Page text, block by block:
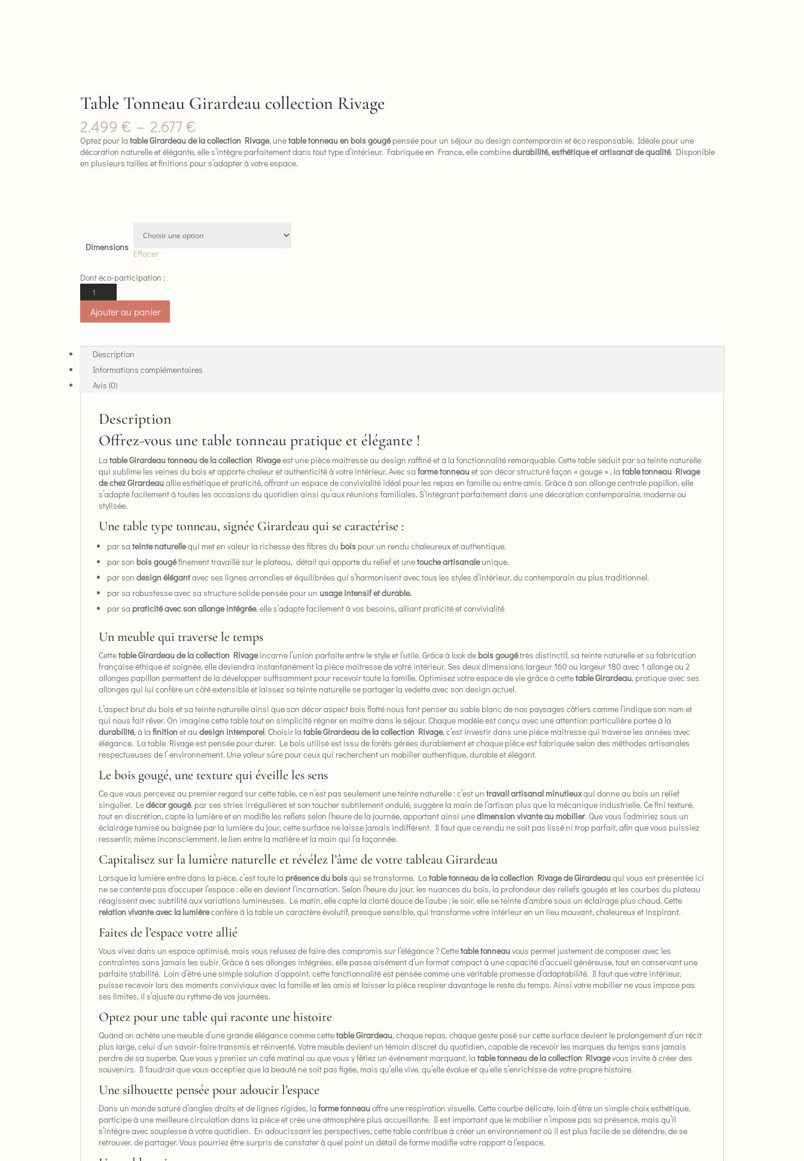
Table Tonneau Girardeau collection Rivage
2.499€ – 2.677€
de
prix :
2.499 €
à
Optez pour latable Girardeau de la collection Rivage, unetable tonneau en bois gougépensée pour un séjour au design contemporain et éco responsable. Idéale pour une
décoration naturelle et élégante, elle s’intègre parfaitement dans tout type d’intérieur. Fabriquée en France, elle combinedurabilité, esthétique et artisanat de qualité. Disponible
en plusieurs tailles et finitions pour s’adapter à votre espace.
Dimensions
Effacer
Dont éco-participation :
quantité
de
Table
collection
Rivage
Ajouter au panier
Description
Informations complémentaires
Avis (0)
Description
Offrez-vous une table tonneau pratique et élégante !
Latable Girardeau tonneau de la collection Rivageest une pièce maitresse au design raffiné et à la fonctionnalité remarquable. Cette table séduit par sa teinte naturelle
qui sublime les veines du bois et apporte chaleur et authenticité à votre intérieur. Avec saforme tonneauet son décor structuré façon « gouge » , latable tonneau Rivage
de chez Girardeauallie esthétique et praticité, offrant un espace de convivialité idéal pour les repas en famille ou entre amis. Grâce à son allonge centrale papillon, elle
s’adapte facilement à toutes les occasions du quotidien ainsi qu’aux réunions familiales. S’intégrant parfaitement dans une décoration contemporaine, moderne ou
stylisée.
Une table type tonneau, signée Girardeau qui se caractérise :
par sateinte naturellequi met en valeur la richesse des fibres du bois pour un rendu chaleureux et authentique.
par son bois gougéfinement travaillé sur le plateau, détail qui apporte du relief et unetouche artisanaleunique.
par sondesign élégantavec ses lignes arrondies et équilibrées qui s’harmonisent avec tous les styles d’intérieur, du contemporain au plus traditionnel.
par sa robustesse avec sa structure solide pensée pour un usage intensif et durable.
par sa praticité avec son allonge intégrée, elle s’adapte facilement à vos besoins, alliant praticité et convivialité
Un meuble qui traverse le temps
Cettetable Girardeau de la collection Rivageincarne l’union parfaite entre le style et l’utile. Grâce à look de bois gougétrès distinctif, sa teinte naturelle et sa fabrication
française éthique et soignée, elle deviendra instantanément la pièce maitresse de votre intérieur. Ses deux dimensions largeur 160 ou largeur 180 avec 1 allonge ou 2
allonges papillon permettent de la développer suffisamment pour recevoir toute la famille. Optimisez votre espace de vie grâce à cettetable Girardeau, pratique avec ses
allonges qui lui confère un côté extensible et laissez sa teinte naturelle se partager la vedette avec son design actuel.
L’aspect brut du bois et sa teinte naturelle ainsi que son décor aspect bois flotté nous font penser au sable blanc de nos paysages côtiers comme l’indique son nom et
qui nous fait rêver. On imagine cette table tout en simplicité régner en maître dans le séjour. Chaque modèle est conçu avec une attention particulière portée à la
durabilité, à lafinition et audesign intemporel. Choisir latable Girardeau de la collection Rivage, c’est investir dans une pièce maîtresse qui traverse les années avec
élégance. La table Rivage est pensée pour durer. Le bois utilisé est issu de forêts gérées durablement et chaque pièce est fabriquée selon des méthodes artisanales
respectueuses de l’ environnement. Une valeur sûre pour ceux qui recherchent un mobilier authentique, durable et élégant.
Le bois gougé, une texture qui éveille les sens
Ce que vous percevez au premier regard sur cette table, ce n’est pas seulement une teinte naturelle : c’est untravail artisanal minutieuxqui donne au bois un relief
singulier. Ledécor gougé, par ses stries irrégulières et son toucher subtilement ondulé, suggère la main de l’artisan plus que la mécanique industrielle. Ce fini texturé,
tout en discrétion, capte la lumière et en modifie les reflets selon l’heure de la journée, apportant ainsi unedimension vivante au mobilier. Que vous l’admiriez sous un
éclairage tamisé ou baignée par la lumière du jour, cette surface ne laisse jamais indifférent. Il faut que ce rendu ne soit pas lissé ni trop parfait, afin que vous puissiez
ressentir, même inconsciemment, le lien entre la matière et la main qui l’a façonnée.
Capitalisez sur la lumière naturelle et révélez l’âme de votre tableau Girardeau
Lorsque la lumière entre dans la pièce, c’est toute la présence du boisqui se transforme. Latable tonneau de la collection Rivage de Girardeauqui vous est présentée ici
ne se contente pas d’occuper l’espace : elle en devient l’incarnation. Selon l’heure du jour, les nuances du bois, la profondeur des reliefs gougés et les courbes du plateau
réagissent avec subtilité aux variations lumineuses. Le matin, elle capte la clarté douce de l’aube ; le soir, elle se teinte d’ambre sous un éclairage plus chaud. Cette
relation vivante avec la lumièreconfère à la table un caractère évolutif, presque sensible, qui transforme votre intérieur en un lieu mouvant, chaleureux et inspirant.
Faites de l’espace votre allié
Vous vivez dans un espace optimisé, mais vous refusez de faire des compromis sur l’élégance ? Cettetable tonneauvous permet justement de composer avec les
contraintes sans jamais les subir. Grâce à ses allonges intégrées, elle passe aisément d’un format compact à une capacité d’accueil généreuse, tout en conservant une
parfaite stabilité. Loin d’être une simple solution d’appoint, cette fonctionnalité est pensée comme une véritable promesse d’adaptabilité. Il faut que votre intérieur,
puisse recevoir lors des moments conviviaux avec la famille et les amis et laisser la pièce respirer davantage le reste du temps. Ainsi votre mobilier ne vous impose pas
ses limites, il s’ajuste au rythme de vos journées.
Optez pour une table qui raconte une histoire
Quand on achète une meuble d’une grande élégance comme cettetable Girardeau, chaque repas, chaque geste posé sur cette surface devient le prolongement d’un récit
plus large, celui d’un savoir-faire transmis et réinventé. Votre meuble devient un témoin discret du quotidien, capable de recevoir les marques du temps sans jamais
perdre de sa superbe. Que vous y preniez un café matinal ou que vous y fêtiez un événement marquant, latable tonneau de la collection Rivagevous invite à créer des
souvenirs. Il faudrait que vous acceptiez que la beauté ne soit pas figée, mais qu’elle vive, qu’elle évolue et qu’elle s’enrichisse de votre propre histoire.
Une silhouette pensée pour adoucir l’espace
Dans un monde saturé d’angles droits et de lignes rigides, laforme tonneauoffre une respiration visuelle. Cette courbe délicate, loin d’être un simple choix esthétique,
participe à une meilleure circulation dans la pièce et crée une atmosphère plus accueillante. Il est important que le mobilier n’impose pas sa présence, mais qu’il
s’intègre avec souplesse à votre quotidien. En adoucissant les perspectives, cette table contribue à créer un environnement où il est plus facile de se détendre, de se
retrouver, de partager. Vous pourriez être surpris de constater à quel point un détail de forme modifie votre rapport à l’espace.